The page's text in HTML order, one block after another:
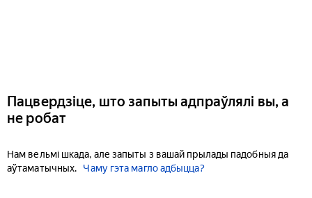
Пацвердзіце, што запыты адпраўлялі вы, а
не робат
Нам вельмі шкада, але запыты з вашай прылады падобныя да
аўтаматычных.
Чаму гэта магло адбыцца?